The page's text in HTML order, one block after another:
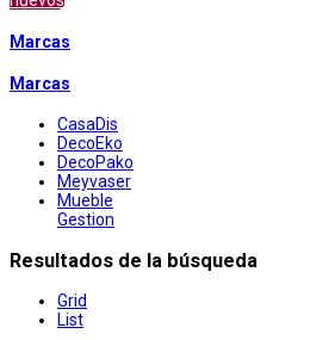
Marcas
Marcas
CasaDis
DecoEko
DecoPako
Meyvaser
Mueble
Gestion
Resultados de la búsqueda
Grid
List